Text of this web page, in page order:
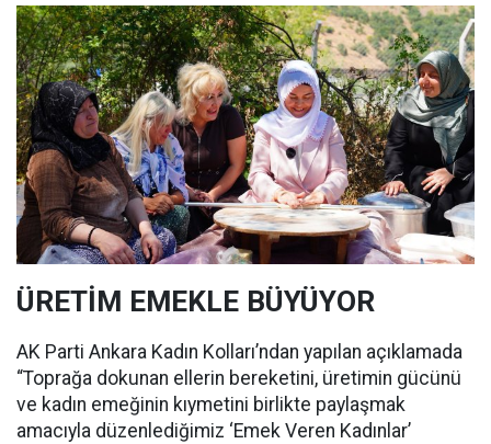
ÜRETİM EMEKLE BÜYÜYOR
AK Parti Ankara Kadın Kolları’ndan yapılan açıklamada
“Toprağa dokunan ellerin bereketini, üretimin gücünü
ve kadın emeğinin kıymetini birlikte paylaşmak
amacıyla düzenlediğimiz ‘Emek Veren Kadınlar’